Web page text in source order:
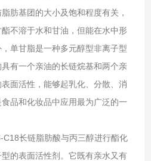
肪基团的大小及饱和程度有关，
不溶于水和甘油，但能在水中形
单甘脂是一种多元醇型非离子型
有一个亲油的长链烷基和两个亲
面活性，能够起乳化、分散、消
品和化妆品中应用最为广泛的一
长链脂肪酸与丙三醇进行酯化
的表面活性剂。它既有亲水又有